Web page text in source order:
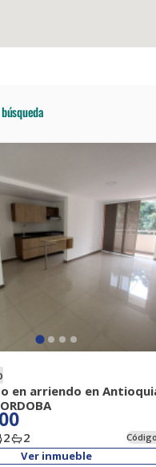
en arriendo en
2 2
Ver inmueble